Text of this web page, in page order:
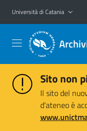
Vai al contenuto
Vai al menu di
Università di Catania
Sito non
Il sito del
d'ateneo è